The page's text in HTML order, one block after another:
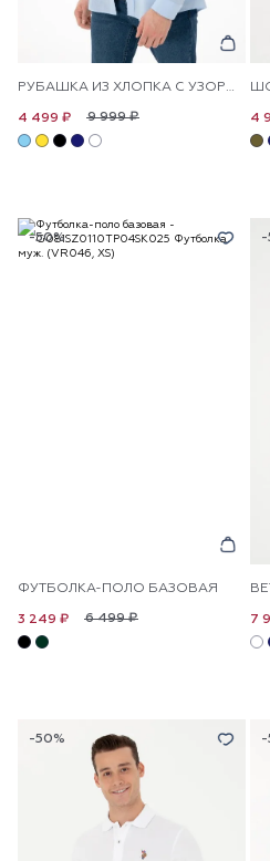
РУБАШКА ИЗ ХЛОПКА С УЗОРОМ ПРЯМАЯ
9 999 ₽
4 499 ₽ 4
-50%
ФУТБОЛКА-ПОЛО БАЗОВАЯ
6 499 ₽
3 249 ₽
-
7
-50% -